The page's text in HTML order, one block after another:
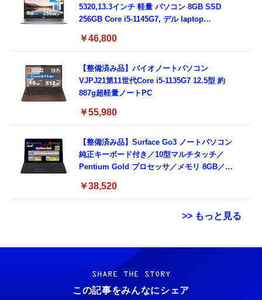
5320,13.3インチ 軽量 パソコン 8GB SSD
256GB Core i5-1145G7, デル laptop
ド付き (整備済み品)
￥46,800
【整備済み品】バイオノートパソコン
VJPJ21第11世代Core i5-1135G7 12.5型 約
887g超軽量ノートPC
￥55,980
【整備済み品】Surface Go3 ノートパソコン
純正キーボード付き／10型マルチタッチ／
Pentium Gold プロセッサ／メモリ 8GB／
Bluetooth5.0／USB-C／1080p顔認証カメラ
￥38,520
>> もっと見る
Grithope イヤホン タイプC【2026新モデル
耐久性】 有線イヤホン マイク付き HiFi音質
ノイズ低減 重低音 遅延なし
￥949
霊界コミュニケーションロボット BAKETAN
WARASHI ばけたん ワラシ 改 KAI
￥5,400
SHARE THE STORY
この記事をみんなにシェア